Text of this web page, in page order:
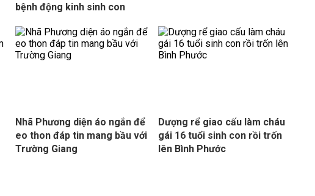
bệnh động kinh sinh con
Nhã Phương diện áo ngắn để
eo thon đáp tin mang bầu với
Trường Giang
Dượng rể giao cấu làm cháu
gái 16 tuổi sinh con rồi trốn
lên Bình Phước